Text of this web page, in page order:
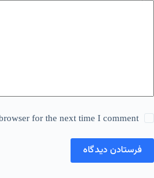
for the next time I comment.
فرستادن دیدگاه